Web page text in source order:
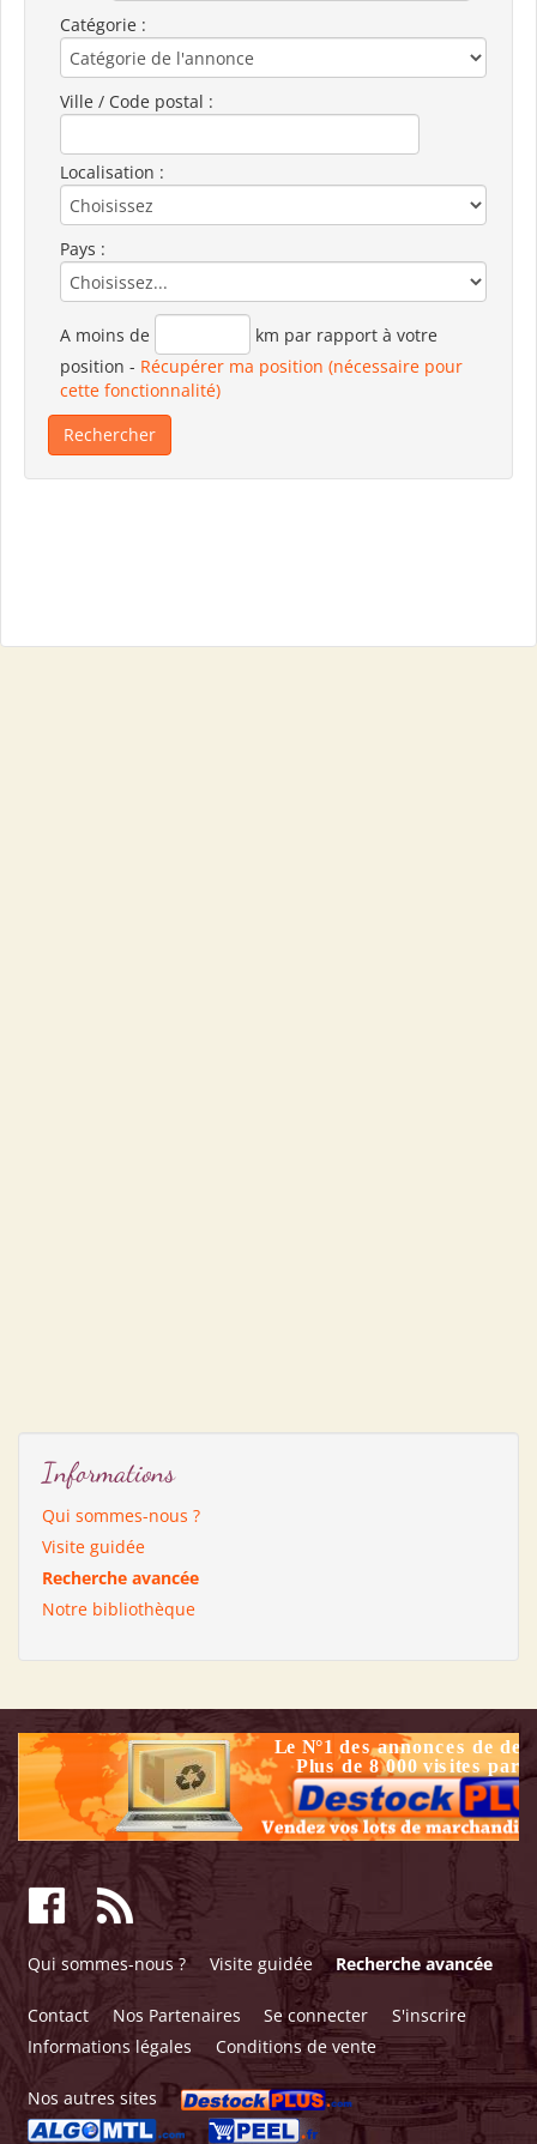
Catégorie :
Ville / Code postal :
Localisation :
Pays :
A moins de
km par rapport à votre
position - Récupérer ma position (nécessaire pour
cette fonctionnalité)
Informations
Qui sommes-nous ?
Visite guidée
Recherche avancée
Notre bibliothèque
Qui sommes-nous ? Visite guidée Recherche avancée
Contact Nos Partenaires Se connecter
S'inscrire
Informations légales
Conditions de vente
Nos autres sites